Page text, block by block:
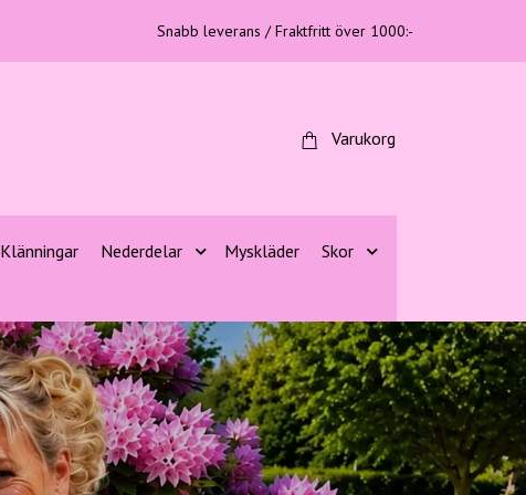
Snabb leverans / Fraktfritt över 1000:-
Varukorg
Klänningar Nederdelar Myskläder
Skor